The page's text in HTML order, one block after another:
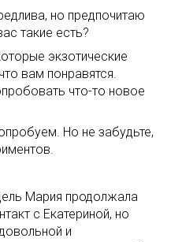
но предпочитаю
такие есть?
экзотические
вам понравятся.
что-то новое
Но не забудьте,
Мария продолжала
с Екатериной, но
и